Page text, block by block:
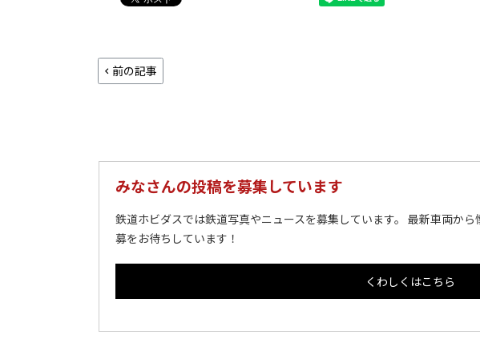
前の記事
みなさんの投稿を募集しています
鉄道ホビダスでは鉄道写真やニュースを募集しています。 最新車両か
募をお待ちしています！
くわしくはこちら